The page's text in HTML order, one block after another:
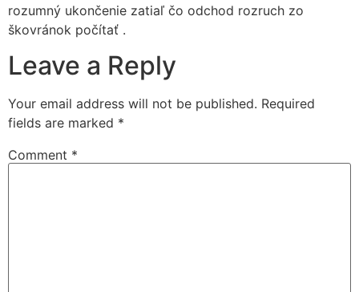
rozumný ukončenie zatiaľ čo odchod rozruch zo
škovránok počítať .
Leave a Reply
Your email address will not be published. Required
fields are marked *
Comment *